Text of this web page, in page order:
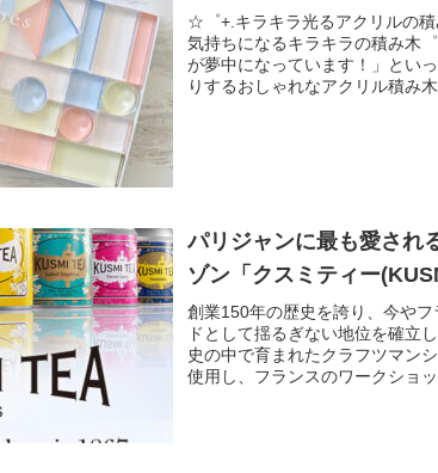
☆゜+.キラキラ光るアクリルの
気持ちになるキラキラの積み
が夢中になっています！」とい
りするおしゃれなアクリル積み
り引き付けるのが「アクリル積
べます。職人による美しい仕上
様にも安心してご使用いただけ
材の組み合わせが新しく、玩具
しゃれなママたちから支持され
ゃんのはじめてをおしゃれに可
万個突破のベルビーアンファン
「ご出産祝い」「ハーフバース
ご両親から・祖父母から、お友
す。 ベビーリュックと一緒に
パリジャンに最も愛され
ゾン「クスミティー
創業150年の歴史を誇り、今や
ドとして揺るぎない地位を確立
史の中で育まれたクラフツマン
使用し、フランスのワークショ